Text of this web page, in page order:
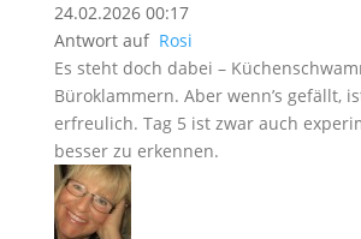
24.02.2026 00:17
Antwort auf Rosi
Es steht doch dabei –
Büroklammern. Aber wenn’s gefällt,
erfreulich. Tag 5 ist zwar auch
besser zu erkennen.